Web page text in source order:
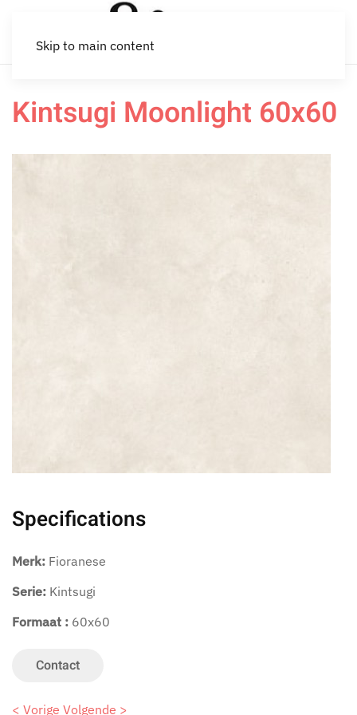
Skip to main content
Kintsugi Moonlight 60x60
Specifications
Merk: Fioranese
Serie: Kintsugi
Formaat : 60x60
Contact
< Vorige Volgende >